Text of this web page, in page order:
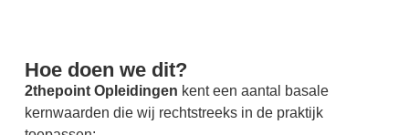
Hoe doen we dit?
2thepoint Opleidingen kent een aantal basale
kernwaarden die wij rechtstreeks in de praktijk